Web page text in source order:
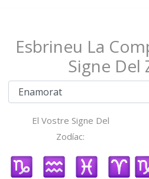
Esbrineu La
Signe Del
El Vostre Signe Del
Zodíac: